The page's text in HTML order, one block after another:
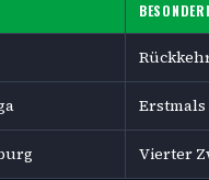
Erstmals
Vierter